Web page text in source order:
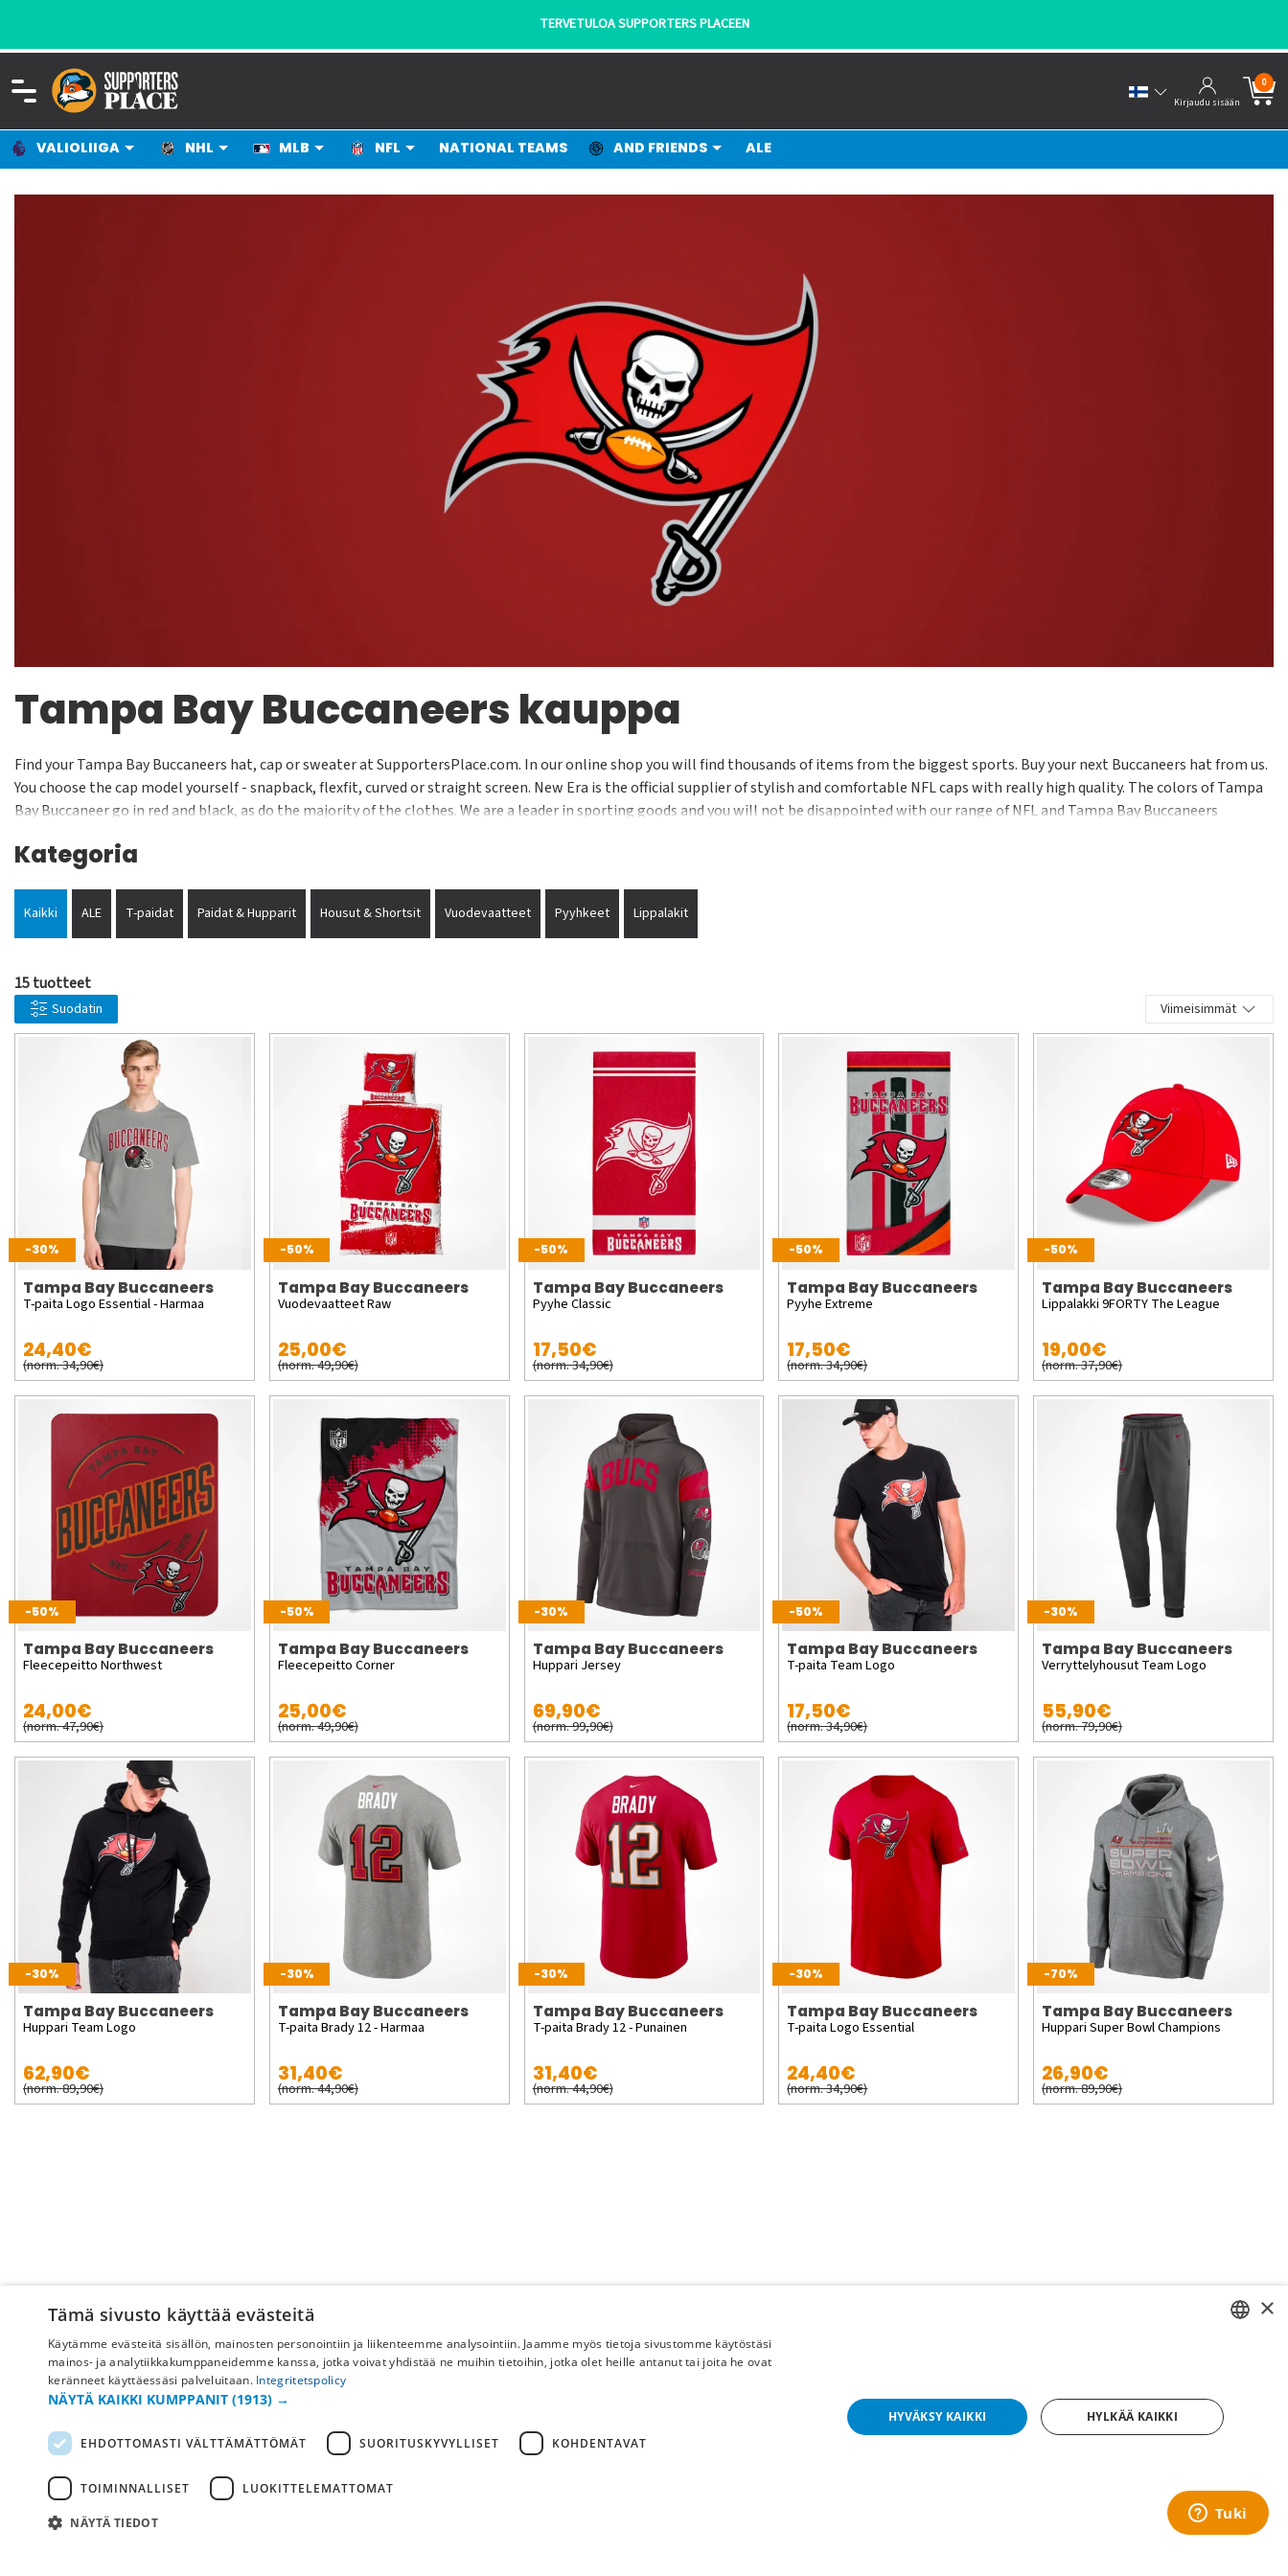
TERVETULOA SUPPORTERS PLACEEN
Kirjaudu sisään
0
VALIOLIIGA NHL MLB NFL NATIONAL TEAMS AND FRIENDS ALE
Tampa Bay Buccaneers kauppa
Find your Tampa Bay Buccaneers hat, cap or sweater at SupportersPlace.com. In our online shop you will find thousands of items from the biggest sports. Buy your next Buccaneers hat from us.
You choose the cap model yourself - snapback, flexfit, curved or straight screen. New Era is the official supplier of stylish and comfortable NFL caps with really high quality. The colors of Tampa
Bay Buccaneer go in red and black, as do the majority of the clothes. We are a leader in sporting goods and you will not be disappointed with our range of NFL and Tampa Bay Buccaneers
Kategoria
Kaikki ALE T-paidat Paidat & Hupparit Housut & Shortsit Vuodevaatteet Pyyhkeet Lippalakit
15 tuotteet
Suodatin Viimeisimmät
-30%
Tampa Bay Buccaneers
T-paita Logo Essential - Harmaa
24,40€
(norm. 34,90€)
-50%
Tampa Bay Buccaneers
Vuodevaatteet Raw
25,00€
(norm. 49,90€)
-50%
Tampa Bay Buccaneers
Pyyhe Classic
17,50€
(norm. 34,90€)
-50%
Tampa Bay Buccaneers
Pyyhe Extreme
17,50€
(norm. 34,90€)
-50%
Tampa Bay Buccaneers
Lippalakki 9FORTY The League
19,00€
(norm. 37,90€)
-50%
Tampa Bay Buccaneers
Fleecepeitto Northwest
24,00€
(norm. 47,90€)
-50%
Tampa Bay Buccaneers
Fleecepeitto Corner
25,00€
(norm. 49,90€)
-30%
Tampa Bay Buccaneers
Huppari Jersey
69,90€
(norm. 99,90€)
-50%
Tampa Bay Buccaneers
T-paita Team Logo
17,50€
(norm. 34,90€)
-30%
Tampa Bay Buccaneers
Verryttelyhousut Team Logo
55,90€
(norm. 79,90€)
-30%
Tampa Bay Buccaneers
Huppari Team Logo
62,90€
(norm. 89,90€)
-30%
Tampa Bay Buccaneers
T-paita Brady 12 - Harmaa
31,40€
(norm. 44,90€)
-30%
Tampa Bay Buccaneers
T-paita Brady 12 - Punainen
31,40€
(norm. 44,90€)
-30%
Tampa Bay Buccaneers
T-paita Logo Essential
24,40€
(norm. 34,90€)
-70%
Tampa Bay Buccaneers
Huppari Super Bowl Champions
26,90€
(norm. 89,90€)
Pyydä apua
Ostoehdot
Palautus ja vaihto
Yleisimmät kysymykset
Yritystiedot
NO
×
Tämä sivusto käyttää evästeitä
Käytämme evästeitä sisällön, mainosten personointiin ja liikenteemme analysointiin. Jaamme myös tietoja sivustomme käytöstäsi
mainos- ja analytiikkakumppaneidemme kanssa, jotka voivat yhdistää ne muihin tietoihin, jotka olet heille antanut tai joita he ovat
keränneet käyttäessäsi palveluitaan. Integritetspolicy
NÄYTÄ KAIKKI KUMPPANIT (1913) →
EHDOTTOMASTI VÄLTTÄMÄTTÖMÄT SUORITUSKYVYLLISET KOHDENTAVAT
TOIMINNALLISET LUOKITTELEMATTOMAT
NÄYTÄ TIEDOT
HYVÄKSY KAIKKI HYLKÄÄ KAIKKI